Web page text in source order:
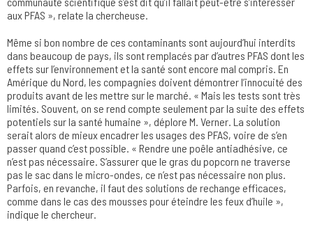
aux PFAS », relate la chercheuse.
Même si bon nombre de ces contaminants sont aujourd’hui interdits
dans beaucoup de pays, ils sont remplacés par d’autres PFAS dont les
effets sur l’environnement et la santé sont encore mal compris. En
Amérique du Nord, les compagnies doivent démontrer l’innocuité des
produits avant de les mettre sur le marché. « Mais les tests sont très
limités. Souvent, on se rend compte seulement par la suite des effets
potentiels sur la santé humaine », déplore M. Verner. La solution
serait alors de mieux encadrer les usages des PFAS, voire de s’en
passer quand c’est possible. « Rendre une poêle antiadhésive, ce
n’est pas nécessaire. S’assurer que le gras du popcorn ne traverse
pas le sac dans le micro-ondes, ce n’est pas nécessaire non plus.
Parfois, en revanche, il faut des solutions de rechange efficaces,
comme dans le cas des mousses pour éteindre les feux d’huile »,
indique le chercheur.